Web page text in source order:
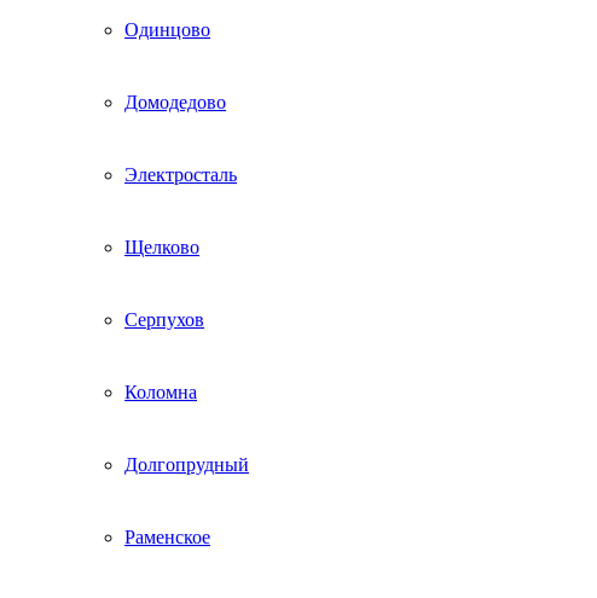
Одинцово
Домодедово
Электросталь
Щелково
Серпухов
Коломна
Долгопрудный
Раменское